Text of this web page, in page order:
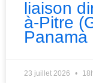
liaison
à-Pitre
Panama
23 juillet 2026